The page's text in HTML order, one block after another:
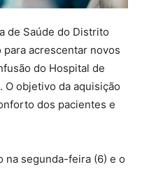
de Saúde do Distrito
acrescentar novos
do Hospital de
O objetivo da aquisição
dos pacientes e
na segunda-feira (6) e o